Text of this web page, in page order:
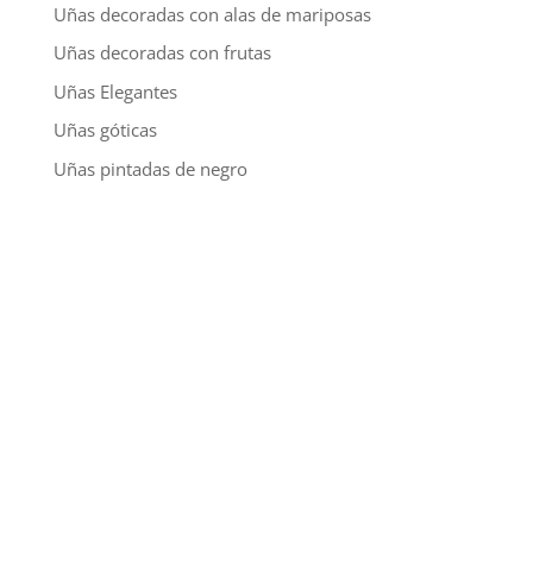
Uñas decoradas con alas de mariposas
Uñas decoradas con frutas
Uñas Elegantes
Uñas góticas
Uñas pintadas de negro